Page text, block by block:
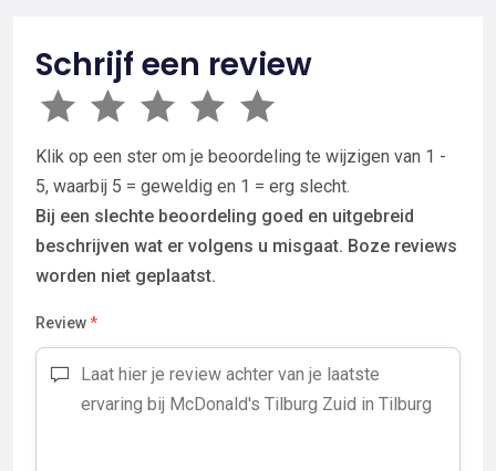
Schrijf een review
Klik op een ster om je beoordeling te wijzigen van 1 -
5, waarbij 5 = geweldig en 1 = erg slecht.
Bij een slechte beoordeling goed en uitgebreid
beschrijven wat er volgens u misgaat. Boze reviews
worden niet geplaatst.
Review*